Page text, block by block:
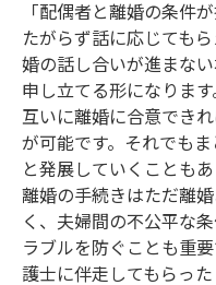
「配偶者と離婚の条件
たがらず話に応じても
婚の話し合いが進まな
申し立てる形になりま
互いに離婚に合意でき
が可能です。それでも
と発展していくこともあ
離婚の手続きはただ離
く、夫婦間の不公平な
ラブルを防ぐことも重
護士に伴走してもらっ